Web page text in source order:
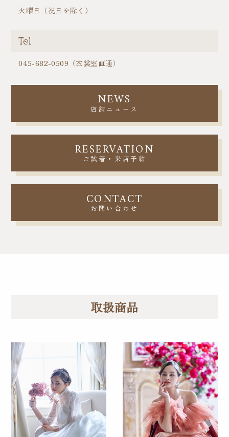
火曜日（祝日を除く）
Tel
045-682-0509（衣裳室直通）
NEWS
店舗ニュース
RESERVATION
ご試着・来店予約
CONTACT
お問い合わせ
取扱商品